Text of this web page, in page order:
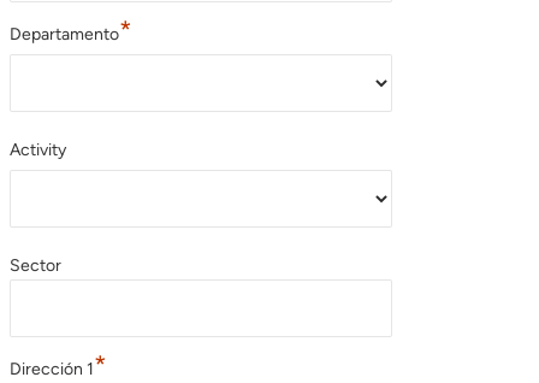
Departamento*
Activity
Sector
Dirección 1*